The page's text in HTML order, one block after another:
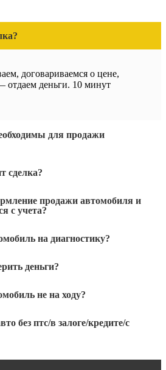
договариваемся о цене,
отдаем деньги. 10 минут
для продажи
сделка?
продажи автомобиля и
с учета?
на диагностику?
деньги?
не на ходу?
без птс/в залоге/кредите/с